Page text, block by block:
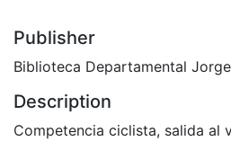
Publisher
Biblioteca Departamental
Description
Competencia ciclista, salida al